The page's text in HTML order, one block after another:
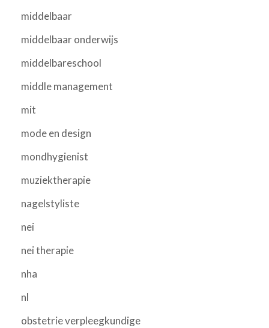
middelbaar
middelbaar onderwijs
middelbareschool
middle management
mit
mode en design
mondhygienist
muziektherapie
nagelstyliste
nei
nei therapie
nha
nl
obstetrie verpleegkundige